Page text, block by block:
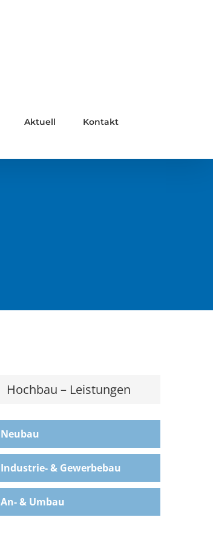
Aktuell Kontakt
Hochbau – Leistungen
Neubau
Industrie- & Gewerbebau
An- & Umbau